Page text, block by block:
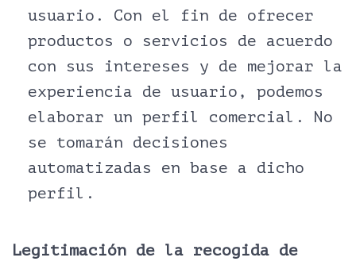
usuario. Con el fin de ofrecer
productos o servicios de acuerdo
con sus intereses y de mejorar la
experiencia de usuario, podemos
elaborar un perfil comercial. No
se tomarán decisiones
automatizadas en base a dicho
perfil.
Legitimación de la recogida de